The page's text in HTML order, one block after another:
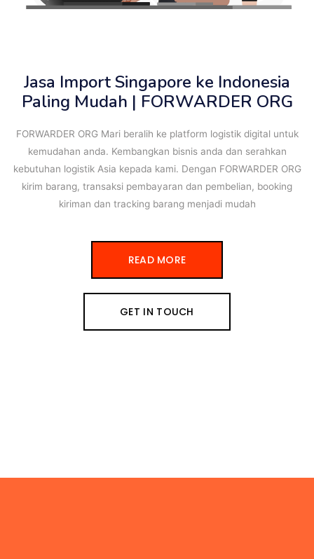
Jasa Import Singapore ke Indonesia
Paling Mudah | FORWARDER ORG
FORWARDER ORG Mari beralih ke platform logistik digital untuk
kemudahan anda. Kembangkan bisnis anda dan serahkan
kebutuhan logistik Asia kepada kami. Dengan FORWARDER ORG
kirim barang, transaksi pembayaran dan pembelian, booking
kiriman dan tracking barang menjadi mudah
READ MORE
GET IN TOUCH